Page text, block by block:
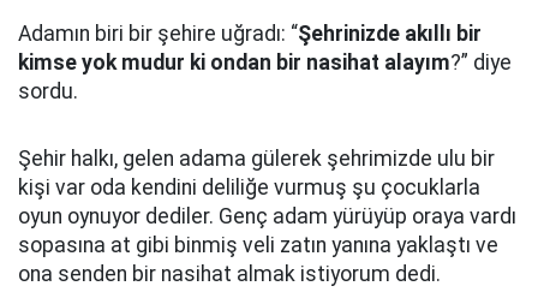
Adamın biri bir şehire uğradı: “Şehrinizde akıllı bir
kimse yok mudur ki ondan bir nasihat alayım?” diye
sordu.
Şehir halkı, gelen adama gülerek şehrimizde ulu bir
kişi var oda kendini deliliğe vurmuş şu çocuklarla
oyun oynuyor dediler. Genç adam yürüyüp oraya vardı
sopasına at gibi binmiş veli zatın yanına yaklaştı ve
ona senden bir nasihat almak istiyorum dedi.